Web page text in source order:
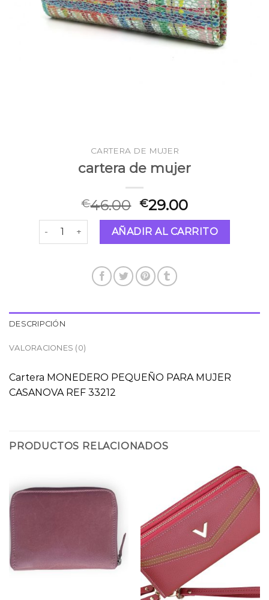
CARTERA DE MUJER
cartera de mujer
€46.00 €29.00
cartera de mujer cantidadAÑADIR AL CARRITO
DESCRIPCIÓN
VALORACIONES (0)
Cartera MONEDERO PEQUEÑO PARA MUJER
CASANOVA REF 33212
PRODUCTOS RELACIONADOS